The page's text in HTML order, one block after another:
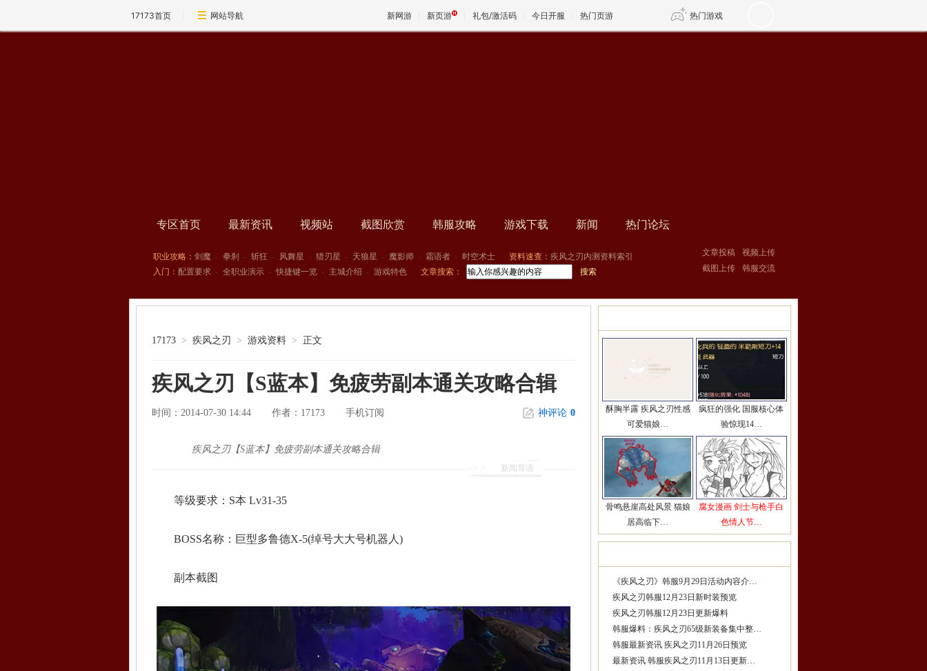
17173首页 网站导航 新网游 新页游 礼包/激活码 今日开服 热门页游 热门游戏
专区首页 最新资讯 视频站 截图欣赏 韩服攻略 游戏下载 新闻 热门论坛
职业攻略： 剑魔 - 拳刹 - 斩狂 - 风舞星 - 猎刃星 - 天狼星 - 魔影师 - 霜语者 - 时空术士 资料速查： 疾风之刃内测资料索引
入门： 配置要求 - 全职业演示 - 快捷键一览 - 主城介绍 - 游戏特色 文章搜索：
文章投稿
视频上传
截图上传
韩服交流
17173 > 疾风之刃 > 游戏资料 > 正文
疾风之刃【S蓝本】免疲劳副本通关攻略合辑
时间：2014-07-30 14:44 作者： 17173 手机订阅 神评论 0
新闻导语
疾风之刃【S蓝本】免疲劳副本通关攻略合辑
等级要求：S本 Lv31-35
BOSS名称：巨型多鲁德X-5(绰号大大号机器人)
副本截图
酥胸半露 疾风之刃性感
可爱猫娘…
疯狂的强化 国服核心体
验惊现14…
骨鸣悬崖高处风景 猫娘
居高临下…
腐女漫画 剑士与枪手白
色情人节…
《疾风之刃》韩服9月29日活动内容介…
疾风之刃韩服12月23日新时装预览
疾风之刃韩服12月23日更新爆料
韩服爆料：疾风之刃65级新装备集中整…
韩服最新资讯 疾风之刃11月26日预览
最新资讯 韩服疾风之刃11月13日更新…